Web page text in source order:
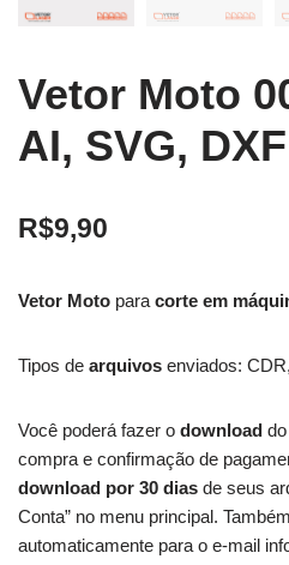
Vetor Moto
AI, SVG,
R$9,90
Vetor Moto para corte em
Tipos de arquivos enviados:
Você poderá fazer o download
compra e confirmação de
download por 30 dias de seus
Conta” no menu principal.
automaticamente para o e-mail